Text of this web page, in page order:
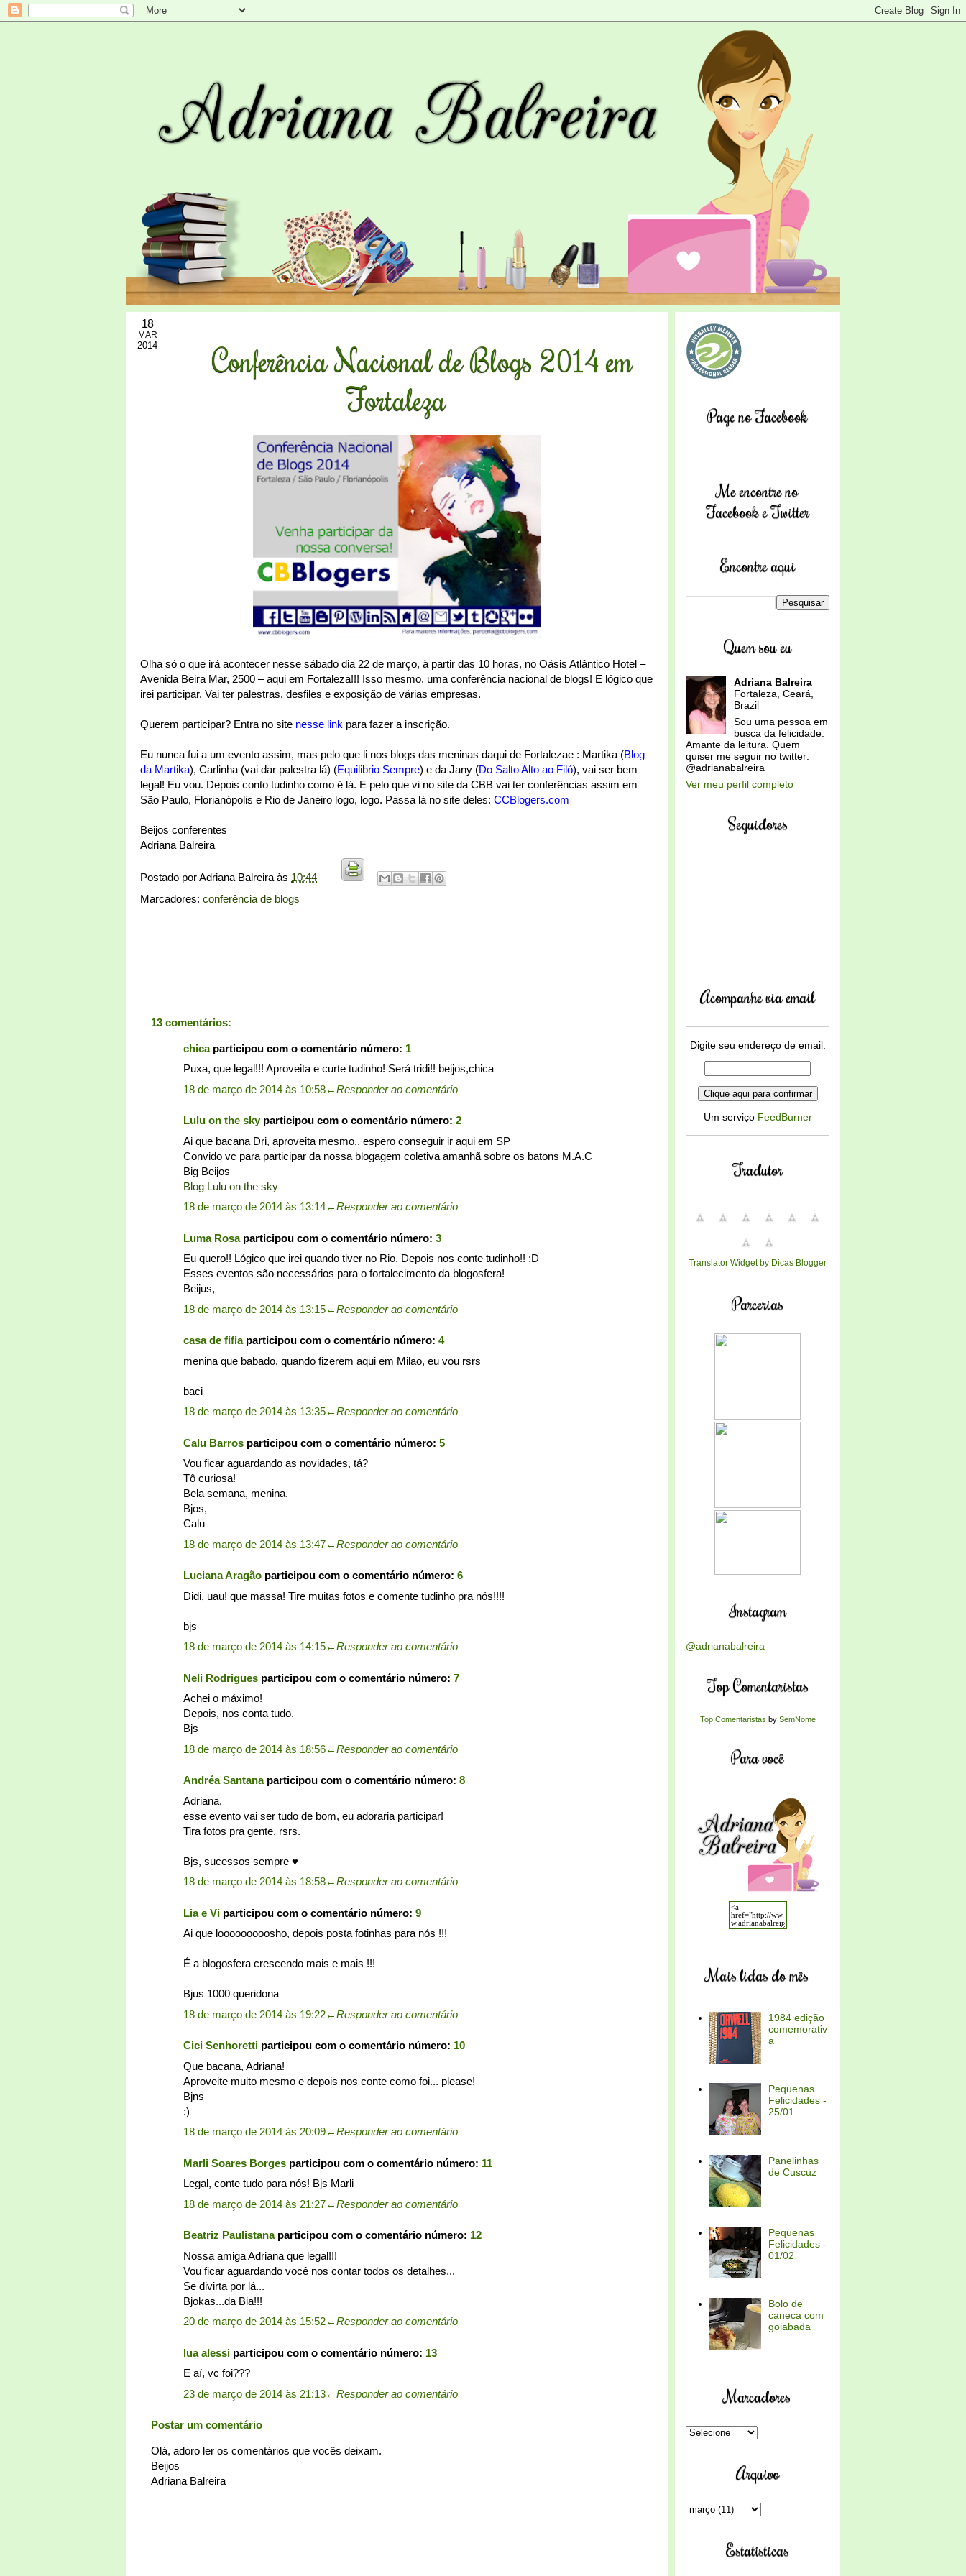
18
MAR
2014
Conferência Nacional de Blogs 2014 em
Fortaleza
Olha só o que irá acontecer nesse sábado dia 22 de março, à partir das 10 horas, no Oásis Atlântico Hotel –
Avenida Beira Mar, 2500 – aqui em Fortaleza!!! Isso mesmo, uma conferência nacional de blogs! E lógico que
irei participar. Vai ter palestras, desfiles e exposição de várias empresas.
Querem participar? Entra no site nesse link para fazer a inscrição.
Eu nunca fui a um evento assim, mas pelo que li nos blogs das meninas daqui de Fortalezae : Martika (Blog
da Martika), Carlinha (vai dar palestra lá) (Equilibrio Sempre) e da Jany (Do Salto Alto ao Filó), vai ser bem
legal! Eu vou. Depois conto tudinho como é lá. E pelo que vi no site da CBB vai ter conferências assim em
São Paulo, Florianópolis e Rio de Janeiro logo, logo. Passa lá no site deles: CCBlogers.com
Beijos conferentes
Adriana Balreira
Postado porAdriana Balreira às 10:44
Marcadores: conferência de blogs
13 comentários:
chicaparticipou com o comentário número: 1
Puxa, que legal!!! Aproveita e curte tudinho! Será tridi!! beijos,chica
18 de março de 2014 às 10:58←Responder ao comentário
Lulu on the skyparticipou com o comentário número: 2
Ai que bacana Dri, aproveita mesmo.. espero conseguir ir aqui em SP
Convido vc para participar da nossa blogagem coletiva amanhã sobre os batons M.A.C
Big Beijos
Blog Lulu on the sky
18 de março de 2014 às 13:14←Responder ao comentário
Luma Rosaparticipou com o comentário número: 3
Eu quero!! Lógico que irei quando tiver no Rio. Depois nos conte tudinho!! :D
Esses eventos são necessários para o fortalecimento da blogosfera!
Beijus,
18 de março de 2014 às 13:15←Responder ao comentário
casa de fifiaparticipou com o comentário número: 4
menina que babado, quando fizerem aqui em Milao, eu vou rsrs
baci
18 de março de 2014 às 13:35←Responder ao comentário
Calu Barros participou com o comentário número: 5
Vou ficar aguardando as novidades, tá?
Tô curiosa!
Bela semana, menina.
Bjos,
Calu
18 de março de 2014 às 13:47←Responder ao comentário
Luciana Aragão participou com o comentário número: 6
Didi, uau! que massa! Tire muitas fotos e comente tudinho pra nós!!!!
bjs
18 de março de 2014 às 14:15←Responder ao comentário
Neli Rodrigues participou com o comentário número: 7
Achei o máximo!
Depois, nos conta tudo.
Bjs
18 de março de 2014 às 18:56←Responder ao comentário
Andréa Santanaparticipou com o comentário número: 8
Adriana,
esse evento vai ser tudo de bom, eu adoraria participar!
Tira fotos pra gente, rsrs.
Bjs, sucessos sempre ♥
18 de março de 2014 às 18:58←Responder ao comentário
Lia e Vi participou com o comentário número: 9
Ai que looooooooosho, depois posta fotinhas para nós !!!
É a blogosfera crescendo mais e mais !!!
Bjus 1000 queridona
18 de março de 2014 às 19:22←Responder ao comentário
Cici Senhoretti participou com o comentário número: 10
Que bacana, Adriana!
Aproveite muito mesmo e depois nos conte como foi... please!
Bjns
:)
18 de março de 2014 às 20:09←Responder ao comentário
Marli Soares Borges participou com o comentário número: 11
Legal, conte tudo para nós! Bjs Marli
18 de março de 2014 às 21:27←Responder ao comentário
Beatriz Paulistanaparticipou com o comentário número: 12
Nossa amiga Adriana que legal!!!
Vou ficar aguardando você nos contar todos os detalhes...
Se divirta por lá...
Bjokas...da Bia!!!
20 de março de 2014 às 15:52←Responder ao comentário
lua alessi participou com o comentário número: 13
E aí, vc foi???
23 de março de 2014 às 21:13←Responder ao comentário
Postar um comentário
Olá, adoro ler os comentários que vocês deixam.
Beijos
Adriana Balreira
Page no Facebook
Me encontre no
Facebook e Twitter
Encontre aqui
Quem sou eu
Adriana Balreira
Fortaleza, Ceará,
Brazil
Sou uma pessoa em
busca da felicidade.
Amante da leitura. Quem
quiser me seguir no twitter:
@adrianabalreira
Ver meu perfil completo
Seguidores
Acompanhe via email
Digite seu endereço de email:
Um serviço FeedBurner
Tradutor
Translator Widget by Dicas Blogger
Parcerias
Instagram
@adrianabalreira
Top Comentaristas
Top Comentaristas by SemNome
Para você
Mais lidas do mês
1984 edição
comemorativ
a
Pequenas
Felicidades -
25/01
Panelinhas
de Cuscuz
Pequenas
Felicidades -
01/02
Bolo de
caneca com
goiabada
Marcadores
Arquivo
Estatísticas